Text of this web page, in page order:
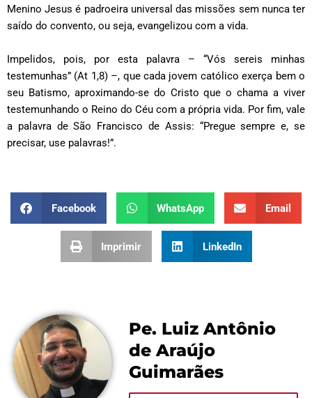
Menino Jesus é padroeira universal das missões sem nunca ter
saído do convento, ou seja, evangelizou com a vida.
Impelidos, pois, por esta palavra – “Vós sereis minhas
testemunhas” (At 1,8) –, que cada jovem católico exerça bem o
seu Batismo, aproximando-se do Cristo que o chama a viver
testemunhando o Reino do Céu com a própria vida. Por fim, vale
a palavra de São Francisco de Assis: “Pregue sempre e, se
precisar, use palavras!”.
Facebook WhatsApp Email
Imprimir LinkedIn
Pe. Luiz Antônio
de Araújo
Guimarães